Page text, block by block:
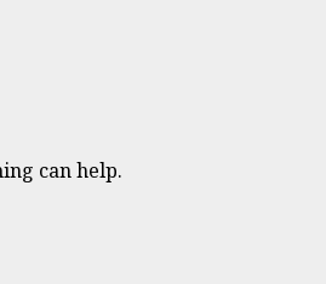
can help.